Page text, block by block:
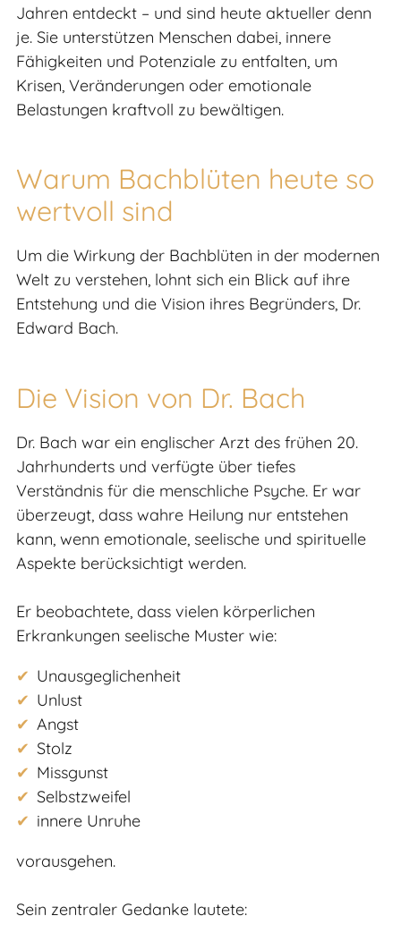
Jahren entdeckt – und sind heute aktueller denn
je. Sie unterstützen Menschen dabei, innere
Fähigkeiten und Potenziale zu entfalten, um
Krisen, Veränderungen oder emotionale
Belastungen kraftvoll zu bewältigen.
Warum Bachblüten heute so
wertvoll sind
Um die Wirkung der Bachblüten in der modernen
Welt zu verstehen, lohnt sich ein Blick auf ihre
Entstehung und die Vision ihres Begründers, Dr.
Edward Bach.
Die Vision von Dr. Bach
Dr. Bach war ein englischer Arzt des frühen 20.
Jahrhunderts und verfügte über tiefes
Verständnis für die menschliche Psyche. Er war
überzeugt, dass wahre Heilung nur entstehen
kann, wenn emotionale, seelische und spirituelle
Aspekte berücksichtigt werden.
Er beobachtete, dass vielen körperlichen
Erkrankungen seelische Muster wie:
Unausgeglichenheit
Unlust
Angst
Stolz
Missgunst
Selbstzweifel
innere Unruhe
vorausgehen.
Sein zentraler Gedanke lautete: